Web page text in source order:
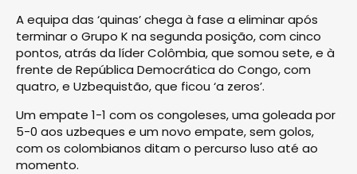
A equipa das ‘quinas’ chega à fase a eliminar após
terminar o Grupo K na segunda posição, com cinco
pontos, atrás da líder Colômbia, que somou sete, e à
frente de República Democrática do Congo, com
quatro, e Uzbequistão, que ficou ‘a zeros’.
Um empate 1-1 com os congoleses, uma goleada por
5-0 aos uzbeques e um novo empate, sem golos,
com os colombianos ditam o percurso luso até ao
momento.